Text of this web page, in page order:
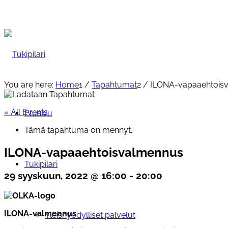
Etusivu
Tukipilari
Yleishyödylliset palvelut
You are here: Home1 / Tapahtumat2 / ILONA-
« All Events
Tämä tapahtuma on mennyt.
ILONA-vapaaehtoisvalmennus
29 syyskuun, 2022 @ 16:00 - 20:00
ILONA-valmennus